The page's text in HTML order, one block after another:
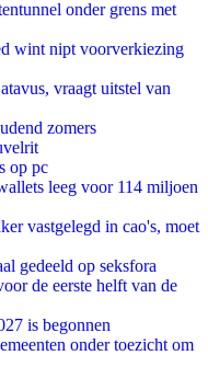
onder grens met
wint nipt voorverkiezing
vraagt uitstel van
zomers
op pc
leeg voor 114 miljoen
vastgelegd in cao's, moet
gedeeld op seksfora
de eerste helft van de
is begonnen
onder toezicht om